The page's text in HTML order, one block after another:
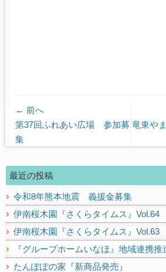
← 前へ
前
の
事:
第37回ふれあい広場 参加募
集
次
事:
竜東や
最近の投稿
令和8年熊本地震 義援金募集
伊南桜木園『さくらタイムス』
伊南桜木園『さくらタイムス』
『グループホームいなほ』地域連携
たんぽぽの家『新商品発売』